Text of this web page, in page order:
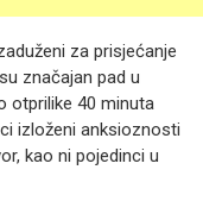
za prisjećanje
značajan pad u
otprilike 40 minuta
izloženi anksioznosti
kao ni pojedinci u